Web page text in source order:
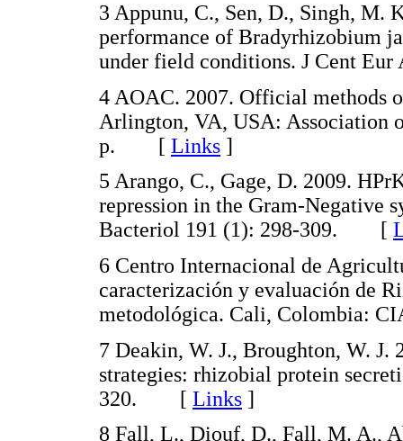
3 Appunu, C., Sen, D., Singh, M.
performance of Bradyrhizobium
under field conditions. J Cent
4 AOAC. 2007. Official methods
Arlington, VA, USA: Association
p. [ Links ]
5 Arango, C., Gage, D. 2009.
repression in the Gram-Negative
Bacteriol 191 (1): 298-309. [
6 Centro Internacional de
caracterización y evaluación de
metodológica. Cali,
7 Deakin, W. J., Broughton, W. J.
strategies: rhizobial protein
320. [ Links ]
8 Fall, L., Diouf, D., Fall, M. A.,